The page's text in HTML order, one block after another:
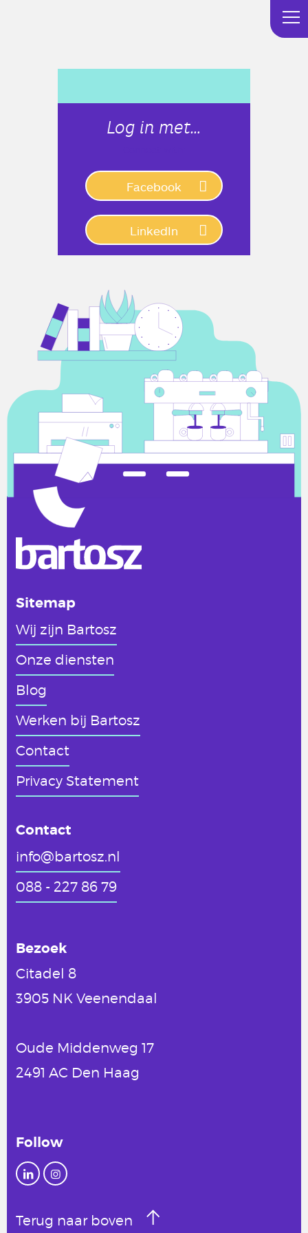
Log in met…
Facebook
LinkedIn
Sitemap
Wij zijn Bartosz
Onze diensten
Blog
Werken bij Bartosz
Contact
Privacy Statement
Contact
info@bartosz.nl
088 - 227 86 79
Bezoek
Citadel 8
3905 NK Veenendaal
Oude Middenweg 17
2491 AC Den Haag
Follow
Terug naar boven